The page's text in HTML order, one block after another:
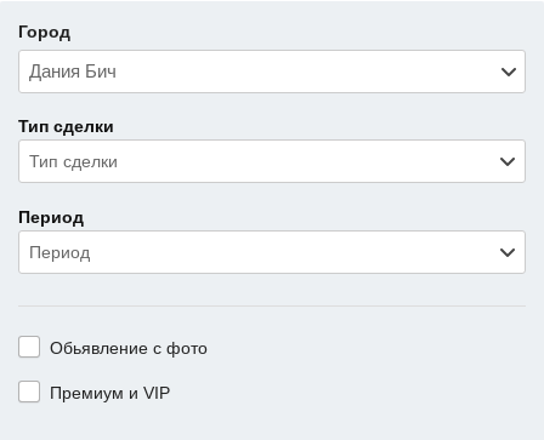
Город
Тип сделки
Тип сделки
Период
Период
Обьявление с фото
Премиум и VIP